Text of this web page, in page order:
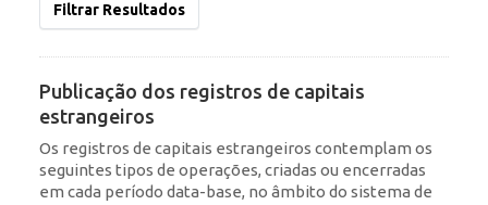
Filtrar Resultados
Publicação dos registros de capitais
estrangeiros
Os registros de capitais estrangeiros contemplam os
seguintes tipos de operações, criadas ou encerradas
em cada período data-base, no âmbito do sistema de